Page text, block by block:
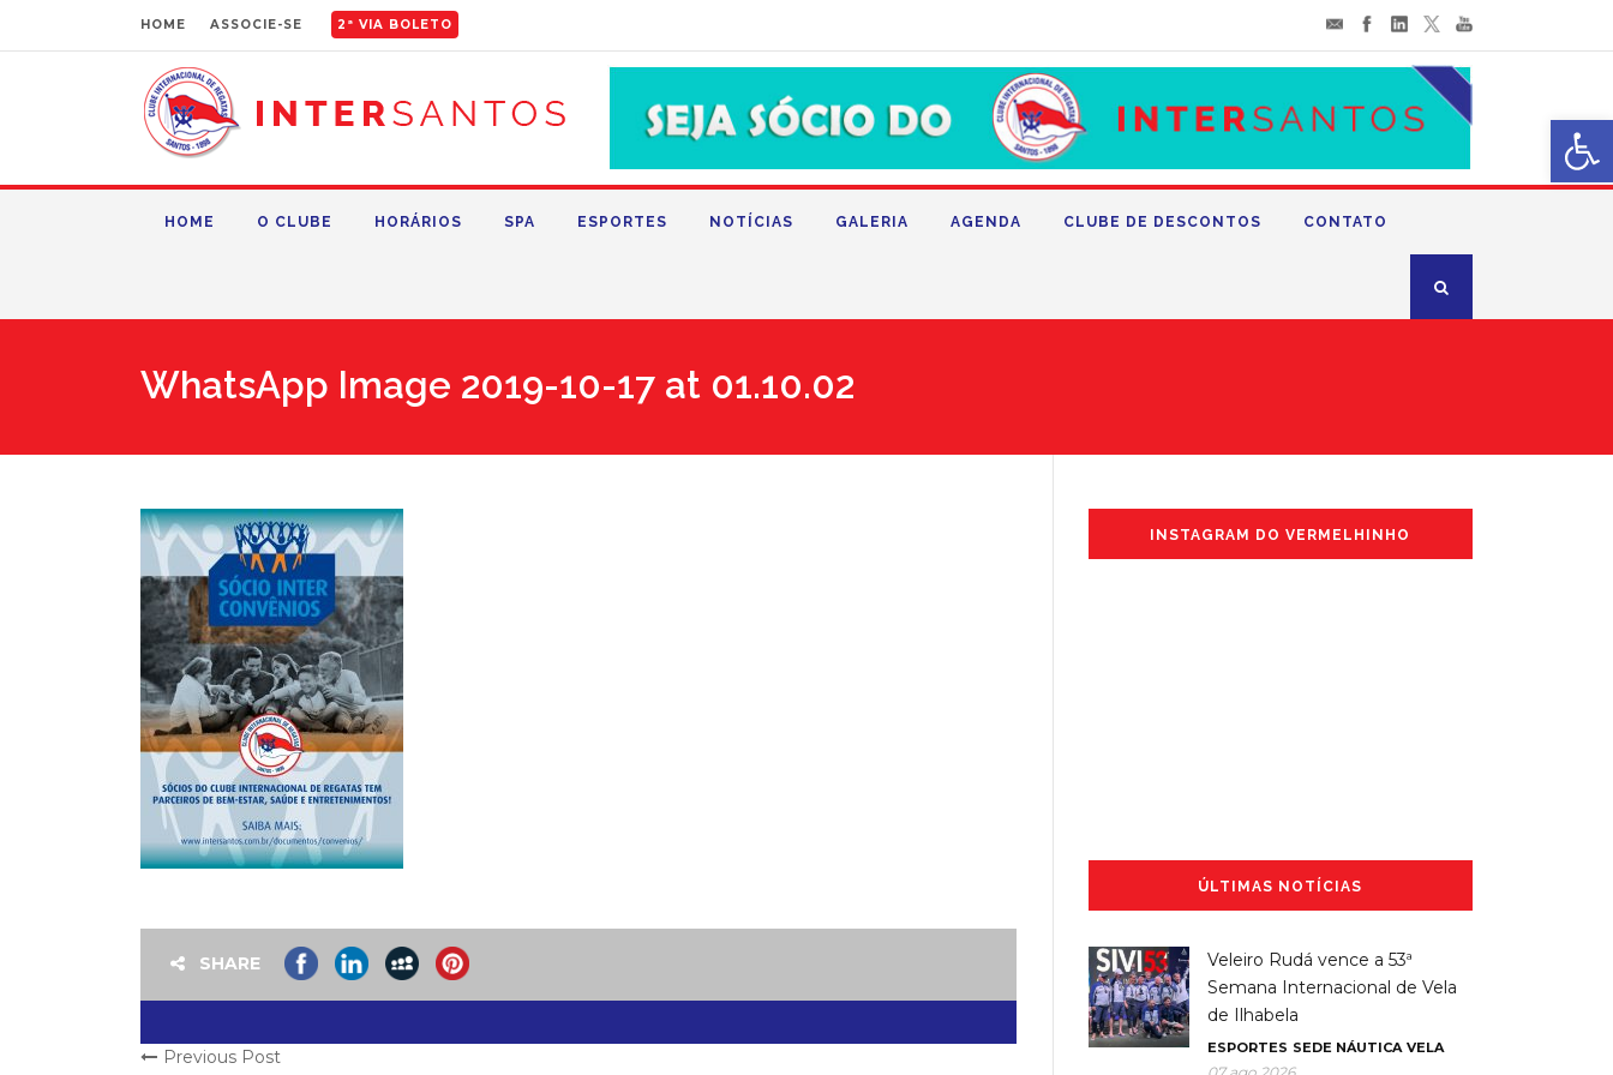
HOME ASSOCIE-SE 2ª VIA BOLETO
HOME O CLUBE HORÁRIOS SPA ESPORTES NOTÍCIAS GALERIA AGENDA CLUBE DE DESCONTOS CONTATO
WhatsApp Image 2019-10-17 at 01.10.02
SHARE
Previous Post
INSTAGRAM DO VERMELHINHO
ÚLTIMAS NOTÍCIAS
Veleiro Rudá vence a 53ª
Semana Internacional de Vela
de Ilhabela
ESPORTES SEDE NÁUTICA VELA
Abrir